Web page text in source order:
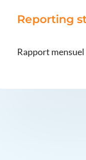
Reporting
Rapport